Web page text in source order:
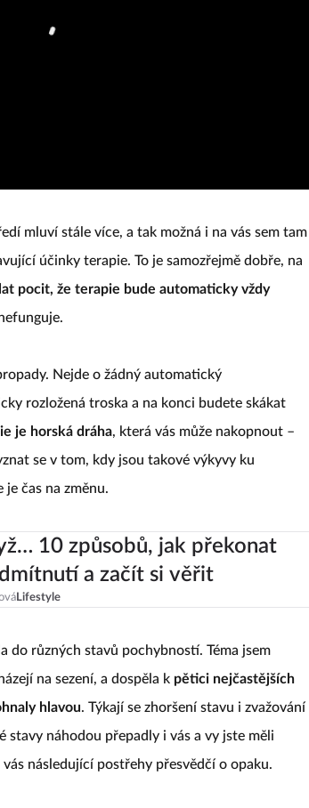
mluví stále více, a tak možná i na vás sem tam
účinky terapie. To je samozřejmě dobře, na
pocit, že terapie bude automaticky vždy
Nejde o žádný automatický
rozložená troska a na konci budete skákat
je horská dráha, která vás může nakopnout –
se v tom, kdy jsou takové výkyvy ku
čas na změnu.
10 způsobů, jak překonat
a začít si věřit
Lifestyle
do různých stavů pochybností. Téma jsem
na sezení, a dospěla k pětici nejčastějších
hlavou. Týkají se zhoršení stavu i zvažování
stavy náhodou přepadly i vás a vy jste měli
následující postřehy přesvědčí o opaku.